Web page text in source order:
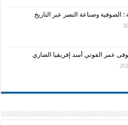
الصوفية وصناعة النصر عبر التاريخ
عمر الفوتي أسد إفريقيا الضاري